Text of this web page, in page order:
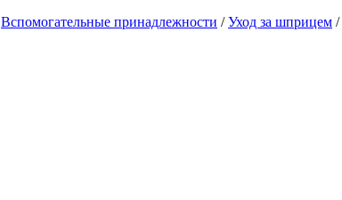
Вспомогательные принадлежности /Уход за шприцем /